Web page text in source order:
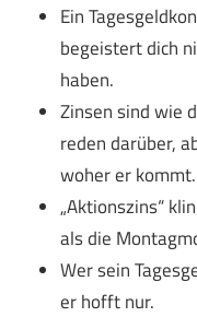
Ein
begeistert dich
haben.
Zinsen sind wie
reden darüber,
woher er kommt.
„Aktionszins“
als die
Wer sein
er hofft nur.